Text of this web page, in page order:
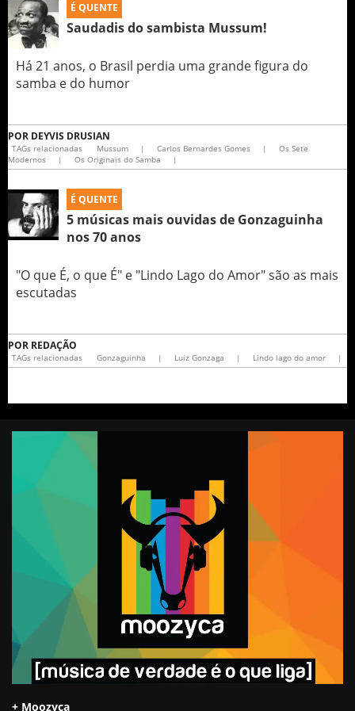
É QUENTE
Saudadis do sambista Mussum!
Há 21 anos, o Brasil perdia uma grande figura do
samba e do humor
POR DEYVIS DRUSIAN
TAGs relacionadas Mussum | Carlos Bernardes Gomes |
Os Sete
Modernos
| Os Originais do Samba |
É QUENTE
5 músicas mais ouvidas de Gonzaguinha
nos 70 anos
"O que É, o que É" e "Lindo Lago do Amor" são as mais
escutadas
POR REDAÇÃO
TAGs relacionadas Gonzaguinha | Luiz Gonzaga | Lindo lago do amor |
+ Moozyca